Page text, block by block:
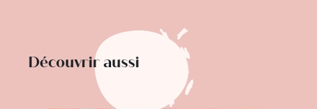
Découvrir aussi